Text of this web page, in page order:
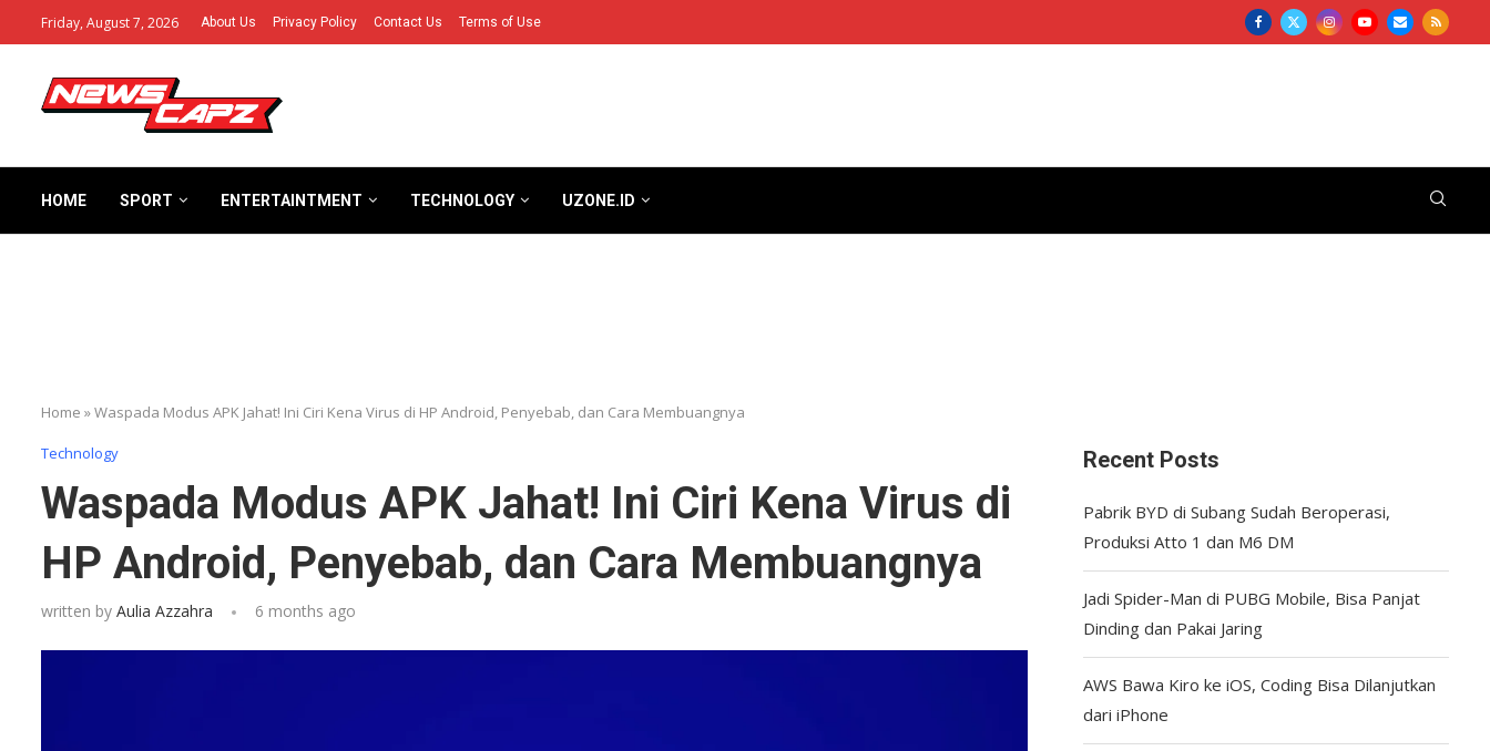
Friday, August 7, 2026 About Us Privacy Policy Contact Us Terms of Use
HOME SPORT ENTERTAINTMENT TECHNOLOGY UZONE.ID
Home »Waspada Modus APK Jahat! Ini Ciri Kena Virus di HP Android, Penyebab, dan Cara Membuangnya
Technology
Waspada Modus APK Jahat! Ini Ciri Kena Virus di
HP Android, Penyebab, dan Cara Membuangnya
written by Aulia Azzahra 6 months ago
Recent Posts
Pabrik BYD di Subang Sudah Beroperasi,
Produksi Atto 1 dan M6 DM
Jadi Spider-Man di PUBG Mobile, Bisa Panjat
Dinding dan Pakai Jaring
AWS Bawa Kiro ke iOS, Coding Bisa Dilanjutkan
dari iPhone